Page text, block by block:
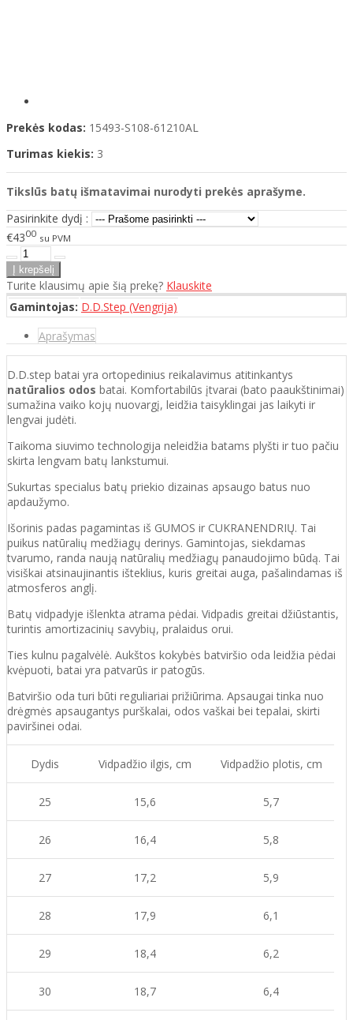
Prekės kodas: 15493-S108-61210AL
Turimas kiekis: 3
Tikslūs batų išmatavimai nurodyti prekės aprašyme.
Pasirinkite dydį :
€4300 su PVM
Turite klausimų apie šią prekę? Klauskite
Gamintojas: D.D.Step (Vengrija)
Aprašymas
D.D.step batai yra ortopedinius reikalavimus atitinkantys
natūralios odos batai. Komfortabilūs įtvarai (bato paaukštinimai)
sumažina vaiko kojų nuovargį, leidžia taisyklingai jas laikyti ir
lengvai judėti.
Taikoma siuvimo technologija neleidžia batams plyšti ir tuo pačiu
skirta lengvam batų lankstumui.
Sukurtas specialus batų priekio dizainas apsaugo batus nuo
apdaužymo.
Išorinis padas pagamintas iš GUMOS ir CUKRANENDRIŲ. Tai
puikus natūralių medžiagų derinys. Gamintojas, siekdamas
tvarumo, randa naują natūralių medžiagų panaudojimo būdą. Tai
visiškai atsinaujinantis išteklius, kuris greitai auga, pašalindamas iš
atmosferos anglį.
Batų vidpadyje išlenkta atrama pėdai. Vidpadis greitai džiūstantis,
turintis amortizacinių savybių, pralaidus orui.
Ties kulnu pagalvėlė. Aukštos kokybės batviršio oda leidžia pėdai
kvėpuoti, batai yra patvarūs ir patogūs.
Batviršio oda turi būti reguliariai prižiūrima. Apsaugai tinka nuo
drėgmės apsaugantys purškalai, odos vaškai bei tepalai, skirti
paviršinei odai.
Dydis Vidpadžio ilgis, cm Vidpadžio plotis, cm
25 15,6 5,7
26 16,4 5,8
27 17,2 5,9
28 17,9 6,1
29 18,4 6,2
30 18,7 6,4